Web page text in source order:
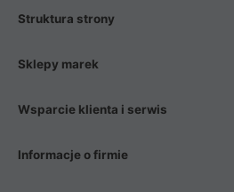
Struktura strony
Sklepy marek
Wsparcie klienta i serwis
Informacje o firmie